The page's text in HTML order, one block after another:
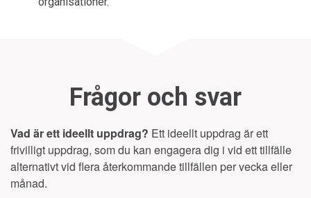
Frågor och svar
Vad är ett ideellt uppdrag? Ett ideellt uppdrag är ett
frivilligt uppdrag, som du kan engagera dig i vid ett tillfälle
alternativt vid flera återkommande tillfällen per vecka eller
månad.